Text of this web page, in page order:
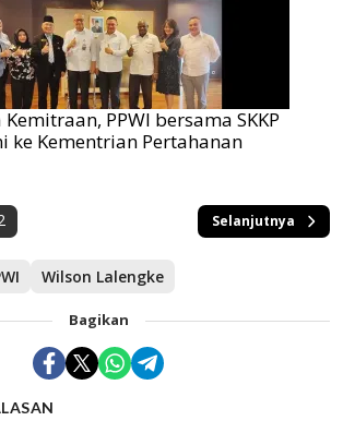
PPWI bersama SKKP
ke Kementrian Pertahanan
Selanjutnya
Wilson Lalengke
Bagikan